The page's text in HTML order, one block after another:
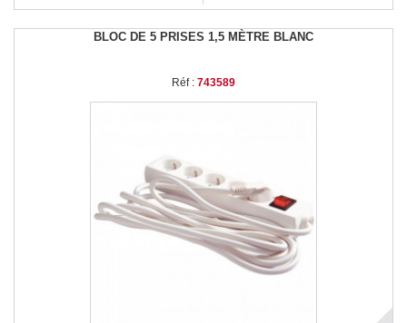
BLOC DE 5 PRISES 1,5 MÈTRE BLANC
Réf : 743589